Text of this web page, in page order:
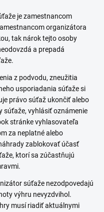
je zamestnancom
organizátora
tak nárok tejto osoby
a prepadá
z podvodu, zneužitia
usporiadania súťaže si
právo súťaž ukončiť alebo
súťaže, vyhlásiť oznámenie
stránke vyhlasovateľa
za neplatné alebo
zablokovať účasť
ktorí sa zúčastňujú
súťaže nezodpovedajú
výhru nevyzdvihol.
musí riadiť aktuálnymi